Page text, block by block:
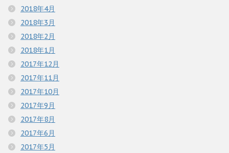
2018年4月
2018年3月
2018年2月
2018年1月
2017年12月
2017年11月
2017年10月
2017年9月
2017年8月
2017年6月
2017年5月